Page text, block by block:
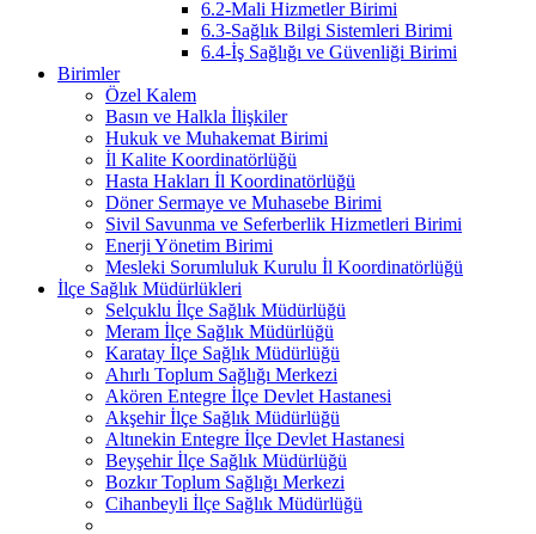
6.2-Mali Hizmetler Birimi
6.3-Sağlık Bilgi Sistemleri Birimi
6.4-İş Sağlığı ve Güvenliği Birimi
Birimler
Özel Kalem
Basın ve Halkla İlişkiler
Hukuk ve Muhakemat Birimi
İl Kalite Koordinatörlüğü
Hasta Hakları İl Koordinatörlüğü
Döner Sermaye ve Muhasebe Birimi
Sivil Savunma ve Seferberlik Hizmetleri Birimi
Enerji Yönetim Birimi
Mesleki Sorumluluk Kurulu İl Koordinatörlüğü
İlçe Sağlık Müdürlükleri
Selçuklu İlçe Sağlık Müdürlüğü
Meram İlçe Sağlık Müdürlüğü
Karatay İlçe Sağlık Müdürlüğü
Ahırlı Toplum Sağlığı Merkezi
Akören Entegre İlçe Devlet Hastanesi
Akşehir İlçe Sağlık Müdürlüğü
Altınekin Entegre İlçe Devlet Hastanesi
Beyşehir İlçe Sağlık Müdürlüğü
Bozkır Toplum Sağlığı Merkezi
Cihanbeyli İlçe Sağlık Müdürlüğü